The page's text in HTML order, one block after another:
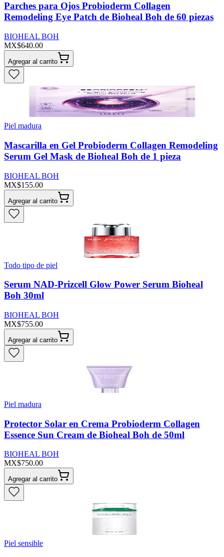
Parches para Ojos Probioderm Collagen
Remodeling Eye Patch de Bioheal Boh de 60 piezas
BIOHEAL BOH
MX$640.00
Agregar al carrito
Piel madura
Mascarilla en Gel Probioderm Collagen Remodeling
Serum Gel Mask de Bioheal Boh de 1 pieza
BIOHEAL BOH
MX$155.00
Agregar al carrito
Todo tipo de piel
Serum NAD-Prizcell Glow Power Serum Bioheal
Boh 30ml
BIOHEAL BOH
MX$755.00
Agregar al carrito
Piel madura
Protector Solar en Crema Probioderm Collagen
Essence Sun Cream de Bioheal Boh de 50ml
BIOHEAL BOH
MX$750.00
Agregar al carrito
Piel sensible